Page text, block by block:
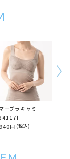
ーブラキャミ
】
円 (税込)